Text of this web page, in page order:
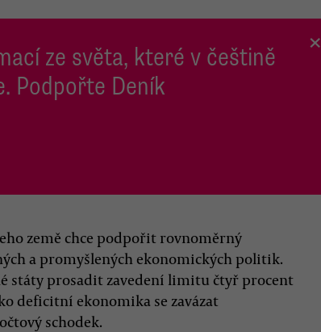
ze světa, které v češtině
Podpořte Deník
×
země chce podpořit rovnoměrný
a promyšlených ekonomických politik.
státy prosadit zavedení limitu čtyř procent
deficitní ekonomika se zavázat
schodek.